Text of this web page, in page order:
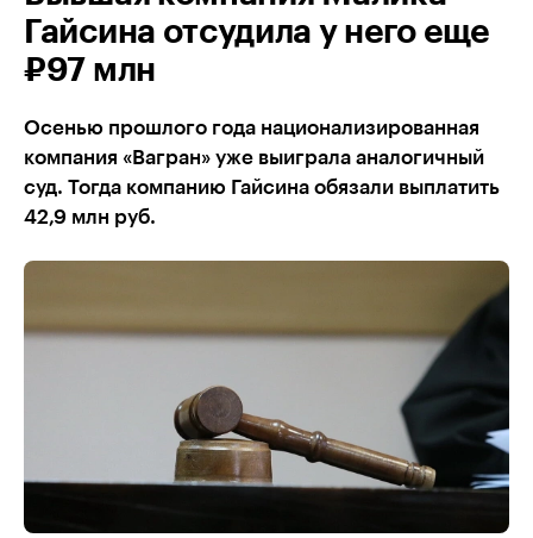
Гайсина отсудила у него еще
₽97 млн
Осенью прошлого года национализированная
компания «Вагран» уже выиграла аналогичный
суд. Тогда компанию Гайсина обязали выплатить
42,9 млн руб.